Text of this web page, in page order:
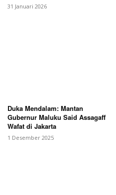
31 Januari 2026
Duka Mendalam: Mantan
Gubernur Maluku Said Assagaff
Wafat di Jakarta
1 Desember 2025